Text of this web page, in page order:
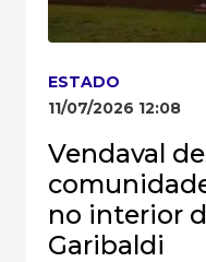
ESTADO
11/07/2026 12:08
Vendaval
no interior
Garibaldi